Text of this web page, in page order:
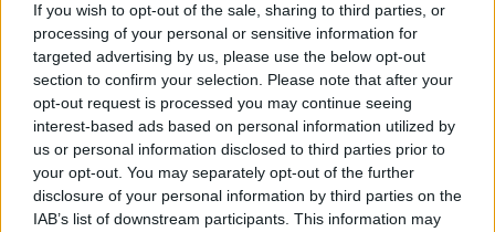
If you wish to opt-out of the sale, sharing to third parties, or
processing of your personal or sensitive information for
targeted advertising by us, please use the below opt-out
section to confirm your selection. Please note that after your
opt-out request is processed you may continue seeing
interest-based ads based on personal information utilized by
us or personal information disclosed to third parties prior to
your opt-out. You may separately opt-out of the further
disclosure of your personal information by third parties on the
IAB’s list of downstream participants. This information may
Útjuk során több helyen megálltak, például a Széll
Kálmán téren, ahol kisebb csődület alakult ki, a
lelkes nézők nem is akarták továbbengedni a
művészeket, így ott négy dalt is előadtak sztárjaink!
Oszvald MarikaésPeller Károlya tőlük
megszokott temperamentummal énekelték a Ringó
vállú csengeri violám című dalt, a Rómeó és Júlia ifjú
tehetségei a Lehetsz király énekelték és táncolták,
hozzájuk csatlakozott az örökifjúOszvald Marika